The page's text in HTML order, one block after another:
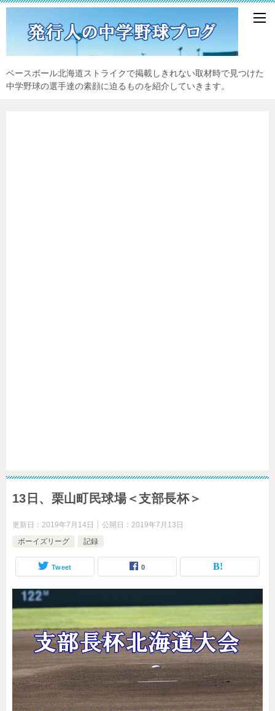
ベースボール北海道ストライクで掲載しきれない取材時で見つけた
中学野球の選手達の素顔に迫るものを紹介していきます。
13日、栗山町民球場＜支部長杯＞
更新日： 2019年7月14日 公開日： 2019年7月13日
ボーイズリーグ
記録
Tweet 0